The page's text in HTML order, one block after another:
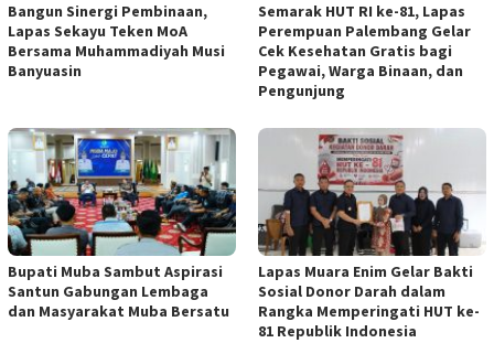
Bangun Sinergi Pembinaan,
Lapas Sekayu Teken MoA
Bersama Muhammadiyah Musi
Banyuasin
Semarak HUT RI ke-81, Lapas
Perempuan Palembang Gelar
Cek Kesehatan Gratis bagi
Pegawai, Warga Binaan, dan
Pengunjung
Bupati Muba Sambut Aspirasi
Santun Gabungan Lembaga
dan Masyarakat Muba Bersatu
Lapas Muara Enim Gelar Bakti
Sosial Donor Darah dalam
Rangka Memperingati HUT ke-
81 Republik Indonesia